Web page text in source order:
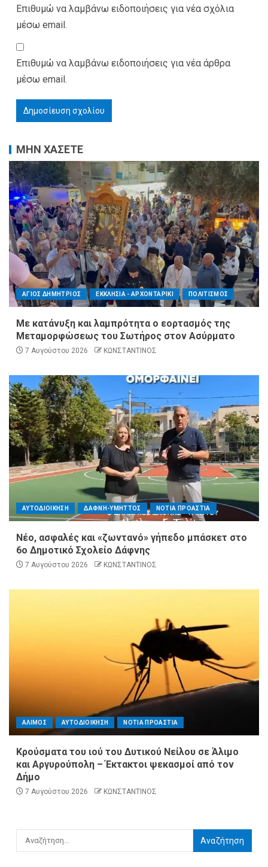
Επιθυμώ να λαμβάνω ειδοποιήσεις για νέα σχόλια
μέσω email.
Επιθυμώ να λαμβάνω ειδοποιήσεις για νέα άρθρα
μέσω email.
ΜΗΝ ΧΑΣΕΤΕ
ΑΓΙΟΣ ΔΗΜΗΤΡΙΟΣ ΕΚΚΛΗΣΙΑ - ΑΡΧΟΝΤΑΡΙΚΙ ΠΟΛΙΤΙΣΜΟΣ
Με κατάνυξη και λαμπρότητα ο εορτασμός της
Μεταμορφώσεως του Σωτήρος στον Ασύρματο
7 Αυγούστου 2026 ΚΩΝΣΤΑΝΤΙΝΟΣ
ΑΥΤΟΔΙΟΙΚΗΣΗ ΔΑΦΝΗ-ΥΜΗΤΤΟΣ ΝΟΤΙΑ ΠΡΟΑΣΤΙΑ
Νέο, ασφαλές και «ζωντανό» γήπεδο μπάσκετ στο
6ο Δημοτικό Σχολείο Δάφνης
7 Αυγούστου 2026 ΚΩΝΣΤΑΝΤΙΝΟΣ
ΑΛΙΜΟΣ ΑΥΤΟΔΙΟΙΚΗΣΗ ΝΟΤΙΑ ΠΡΟΑΣΤΙΑ
Κρούσματα του ιού του Δυτικού Νείλου σε Άλιμο
και Αργυρούπολη – Έκτακτοι ψεκασμοί από τον
Δήμο
7 Αυγούστου 2026 ΚΩΝΣΤΑΝΤΙΝΟΣ